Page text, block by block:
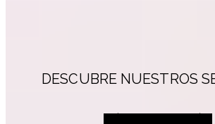
DESCUBRE NUESTROS